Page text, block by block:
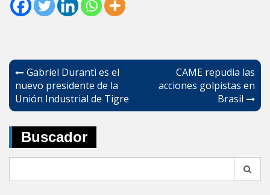
Navegación
de
entradas
Gabriel Duranti es el
nuevo presidente de la
Unión Industrial de Tigre
CAME repudia las
acciones golpistas en
Brasil
Buscador